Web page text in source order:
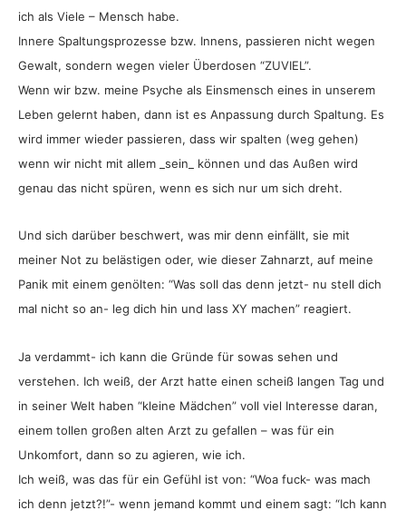
ich als Viele – Mensch habe.
Innere Spaltungsprozesse bzw. Innens, passieren nicht wegen
Gewalt, sondern wegen vieler Überdosen “ZUVIEL”.
Wenn wir bzw. meine Psyche als Einsmensch eines in unserem
Leben gelernt haben, dann ist es Anpassung durch Spaltung. Es
wird immer wieder passieren, dass wir spalten (weg gehen)
wenn wir nicht mit allem _sein_ können und das Außen wird
genau das nicht spüren, wenn es sich nur um sich dreht.
Und sich darüber beschwert, was mir denn einfällt, sie mit
meiner Not zu belästigen oder, wie dieser Zahnarzt, auf meine
Panik mit einem genölten: “Was soll das denn jetzt- nu stell dich
mal nicht so an- leg dich hin und lass XY machen” reagiert.
Ja verdammt- ich kann die Gründe für sowas sehen und
verstehen. Ich weiß, der Arzt hatte einen scheiß langen Tag und
in seiner Welt haben “kleine Mädchen” voll viel Interesse daran,
einem tollen großen alten Arzt zu gefallen – was für ein
Unkomfort, dann so zu agieren, wie ich.
Ich weiß, was das für ein Gefühl ist von: “Woa fuck- was mach
ich denn jetzt?!”- wenn jemand kommt und einem sagt: “Ich kann